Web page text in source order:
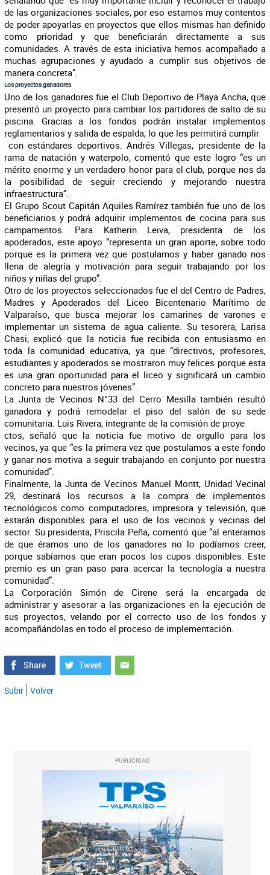
de las organizaciones sociales, por eso estamos muy contentos
de poder apoyarlas en proyectos que ellos mismas han definido
como prioridad y que beneficiarán directamente a sus
comunidades. A través de esta iniciativa hemos acompañado a
muchas agrupaciones y ayudado a cumplir sus objetivos de
manera concreta”.
Los proyectos ganadores
Uno de los ganadores fue el Club Deportivo de Playa Ancha, que
presentó un proyecto para cambiar los partidores de salto de su
piscina. Gracias a los fondos podrán instalar implementos
reglamentarios y salida de espalda, lo que les permitirá cumplir
con estándares deportivos. Andrés Villegas, presidente de la
rama de natación y waterpolo, comentó que este logro “es un
mérito enorme y un verdadero honor para el club, porque nos da
la posibilidad de seguir creciendo y mejorando nuestra
infraestructura”.
El Grupo Scout Capitán Aquiles Ramírez también fue uno de los
beneficiarios y podrá adquirir implementos de cocina para sus
campamentos. Para Katherin Leiva, presidenta de los
apoderados, este apoyo “representa un gran aporte, sobre todo
porque es la primera vez que postulamos y haber ganado nos
llena de alegría y motivación para seguir trabajando por los
niños y niñas del grupo”.
Otro de los proyectos seleccionados fue el del Centro de Padres,
Madres y Apoderados del Liceo Bicentenario Marítimo de
Valparaíso, que busca mejorar los camarines de varones e
implementar un sistema de agua caliente. Su tesorera, Larisa
Chasi, explicó que la noticia fue recibida con entusiasmo en
toda la comunidad educativa, ya que “directivos, profesores,
estudiantes y apoderados se mostraron muy felices porque esta
es una gran oportunidad para el liceo y significará un cambio
concreto para nuestros jóvenes”.
La Junta de Vecinos N°33 del Cerro Mesilla también resultó
ganadora y podrá remodelar el piso del salón de su sede
comunitaria. Luis Rivera, integrante de la comisión de proye
ctos, señaló que la noticia fue motivo de orgullo para los
vecinos, ya que “es la primera vez que postulamos a este fondo
y ganar nos motiva a seguir trabajando en conjunto por nuestra
comunidad”.
Finalmente, la Junta de Vecinos Manuel Montt, Unidad Vecinal
29, destinará los recursos a la compra de implementos
tecnológicos como computadores, impresora y televisión, que
estarán disponibles para el uso de los vecinos y vecinas del
sector. Su presidenta, Priscila Peña, comentó que “al enterarnos
de que éramos uno de los ganadores no lo podíamos creer,
porque sabíamos que eran pocos los cupos disponibles. Este
premio es un gran paso para acercar la tecnología a nuestra
comunidad”.
La Corporación Simón de Cirene será la encargada de
administrar y asesorar a las organizaciones en la ejecución de
sus proyectos, velando por el correcto uso de los fondos y
acompañándolas en todo el proceso de implementación.
Subir Volver
PUBLICIDAD